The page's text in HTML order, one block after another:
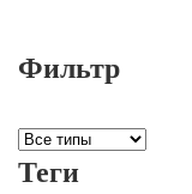
Фильтр
Теги